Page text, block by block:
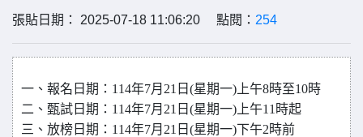
張貼日期： 2025-07-18 11:06:20 點閱： 254
一、 報名日期： 114年7月21日(星期一)上午8時至10時
二、 甄試日期： 114年7月21日(星期一)上午11時起
三、 放榜日期： 114年7月21日(星期一)下午2時前